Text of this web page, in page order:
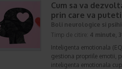
Cum sa va
prin care va
Boli neurologice si
Timp de citire: 4 minute,
Inteligenta emotionala
gestiona propriile emotii,
inteligenta emotionala